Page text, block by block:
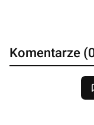
Komentarze